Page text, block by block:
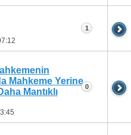
1
Mahkeme Yerine
Mantıklı
0